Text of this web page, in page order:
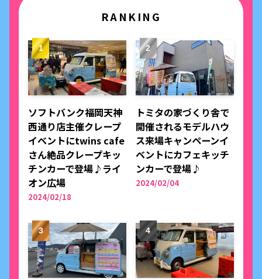
RANKING
ソフトバンク福岡天神
西通り店主催クレープ
イベントにtwins cafe
さん絶品クレープキッ
チンカーで登場♪ライ
オン広場
2024/02/18
トミタの家づくり舎で
開催されるモデルハウ
ス来場キャンペーンイ
ベントにカフェキッチ
ンカーで登場♪
2024/02/04